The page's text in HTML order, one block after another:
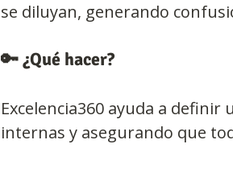
se diluyan, generando
🔑 ¿Qué hacer?
Excelencia360 ayuda a
internas y asegurando que